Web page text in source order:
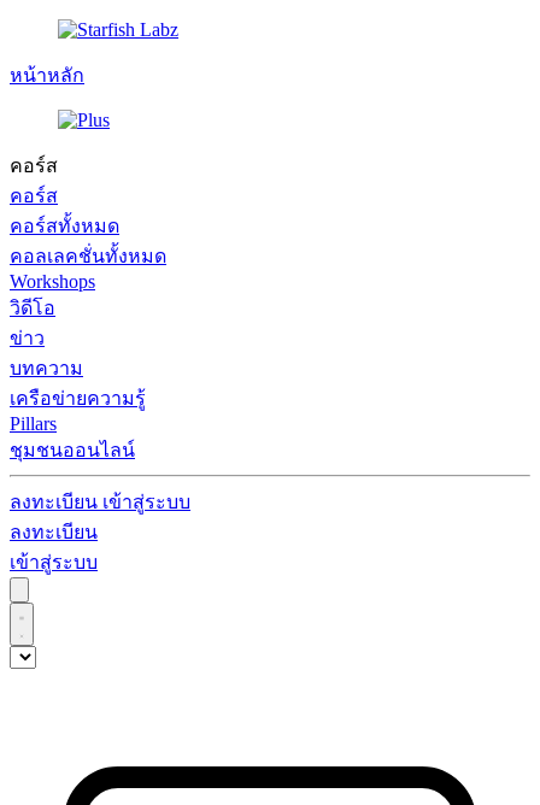
หน้าหลัก
คอร์ส
คอร์ส
คอร์สทั้งหมด
คอลเลคชั่นทั้งหมด
Workshops
วิดีโอ
ข่าว
บทความ
เครือข่ายความรู้
Pillars
ชุมชนออนไลน์
ลงทะเบียน เข้าสู่ระบบ
ลงทะเบียน
เข้าสู่ระบบ